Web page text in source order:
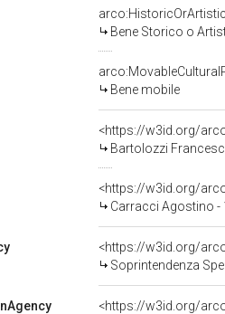
Bene Storico o
Bene mobile
<https://w3id.org/
Bartolozzi
<https://w3id.org/
Carracci Agostino -
<https://w3id.org/
Soprintendenza
<https://w3id.org/